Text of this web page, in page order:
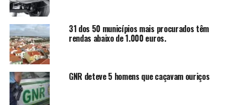
31 dos 50 municípios mais procurados têm
rendas abaixo de 1.000 euros.
GNR deteve 5 homens que caçavam ouriços